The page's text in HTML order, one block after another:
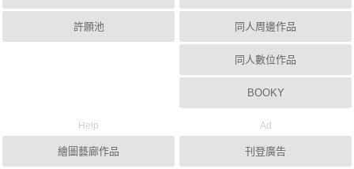
許願池 同人周邊作品
同人數位作品
BOOKY
Help
繪圖藝廊作品
Ad
刊登廣告